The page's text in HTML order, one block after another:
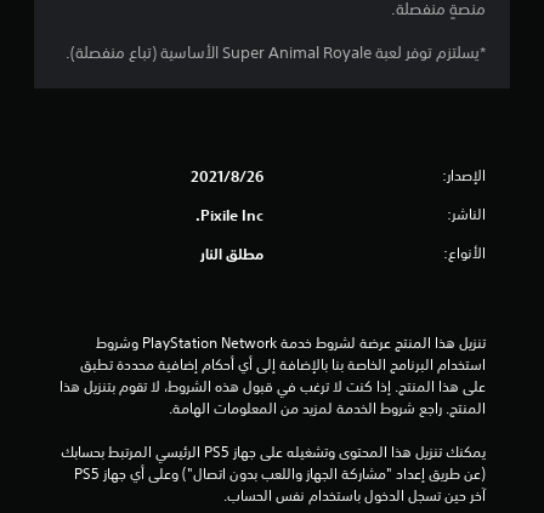
منصةٍ منفصلة.
*يسلتزم توفر لعبة Super Animal Royale الأساسية (تباع منفصلة).
الإصدار: 26‏/8‏/2021
الناشر: Pixile Inc.
الأنواع: مطلق النار
المنتج. راجع شروط الخدمة لمزيد من المعلومات الهامة.
آخر حين تسجل الدخول باستخدام نفس الحساب.